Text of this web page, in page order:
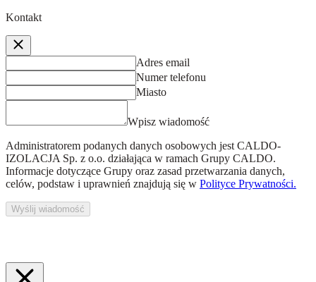
Kontakt
Adres email
Numer telefonu
Miasto
Wpisz wiadomość
Administratorem podanych danych osobowych jest CALDO-
IZOLACJA Sp. z o.o. działająca w ramach Grupy CALDO.
Informacje dotyczące Grupy oraz zasad przetwarzania danych,
celów, podstaw i uprawnień znajdują się w Polityce Prywatności.
Wyślij wiadomość